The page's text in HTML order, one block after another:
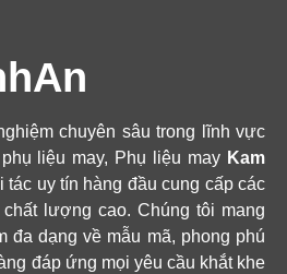
chuyên sâu trong lĩnh vực
liệu may, Phụ liệu may Kam
tác uy tín hàng đầu cung cấp các
lượng cao. Chúng tôi mang
đa dạng về mẫu mã, phong phú
đáp ứng mọi yêu cầu khắt khe